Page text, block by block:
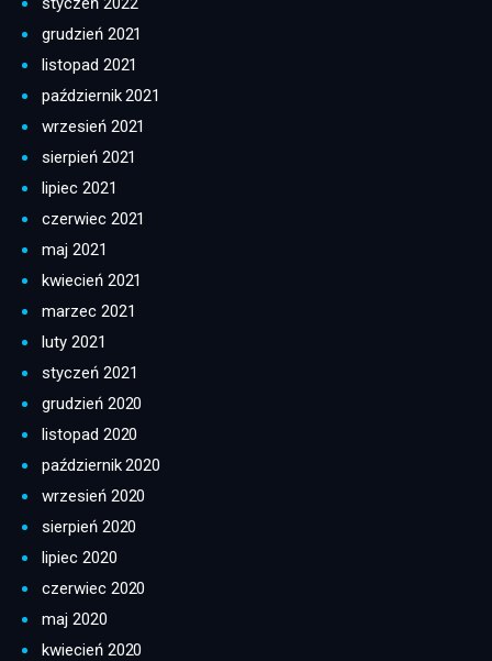
grudzień 2021
listopad 2021
październik 2021
wrzesień 2021
sierpień 2021
lipiec 2021
czerwiec 2021
maj 2021
kwiecień 2021
marzec 2021
luty 2021
styczeń 2021
grudzień 2020
listopad 2020
październik 2020
wrzesień 2020
sierpień 2020
lipiec 2020
czerwiec 2020
maj 2020
kwiecień 2020